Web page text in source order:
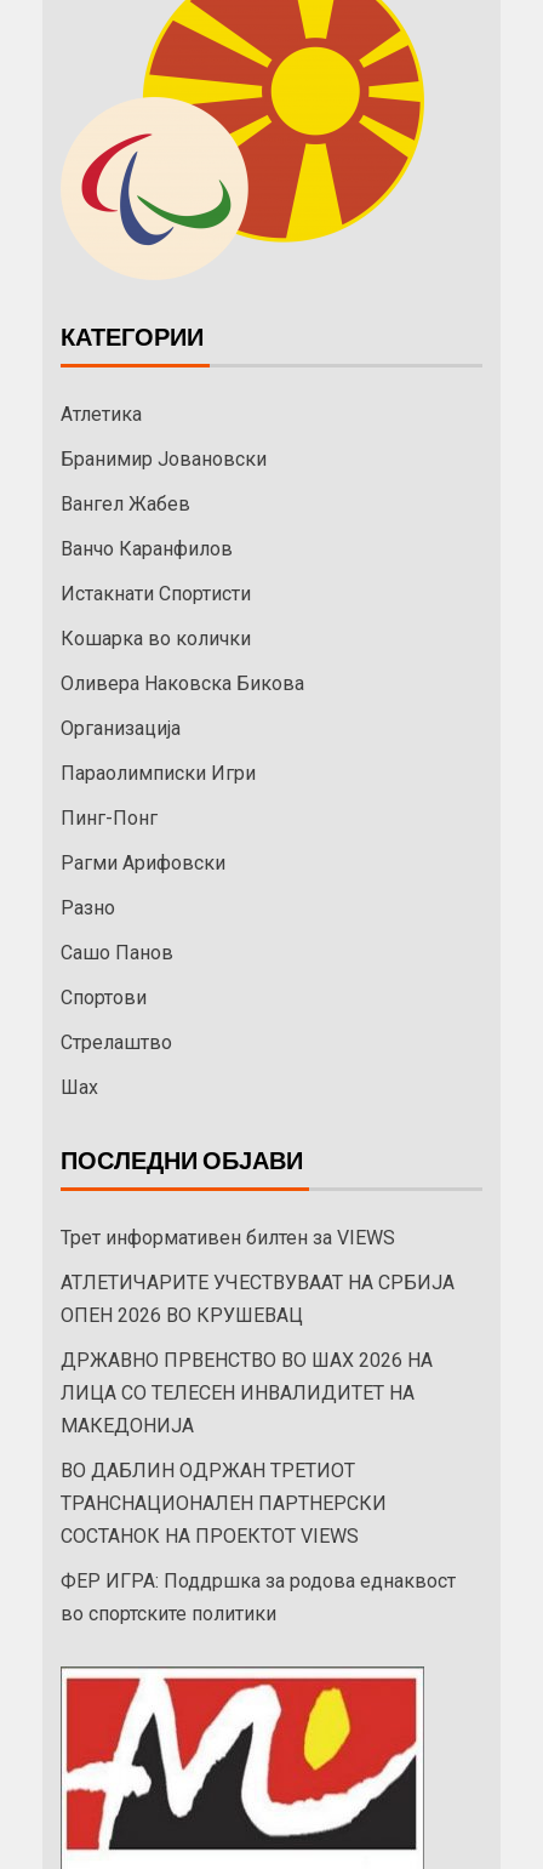
КАТЕГОРИИ
Атлетика
Бранимир Јовановски
Вангел Жабев
Ванчо Каранфилов
Истакнати Спортисти
Кошарка во колички
Оливера Наковска Бикова
Организација
Параолимписки Игри
Пинг-Понг
Рагми Арифовски
Разно
Сашо Панов
Спортови
Стрелаштво
Шах
ПОСЛЕДНИ ОБЈАВИ
Трет информативен билтен за VIEWS
АТЛЕТИЧАРИТЕ УЧЕСТВУВААТ НА СРБИЈА
ОПЕН 2026 ВО КРУШЕВАЦ
ДРЖАВНО ПРВЕНСТВО ВО ШАХ 2026 НА
ЛИЦА СО ТЕЛЕСЕН ИНВАЛИДИТЕТ НА
МАКЕДОНИЈА
ВО ДАБЛИН ОДРЖАН ТРЕТИОТ
ТРАНСНАЦИОНАЛЕН ПАРТНЕРСКИ
СОСТАНОК НА ПРОЕКТОТ VIEWS
ФЕР ИГРА: Поддршка за родова еднаквост
во спортските политики